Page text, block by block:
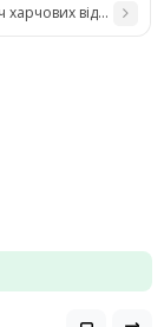
300 відходів